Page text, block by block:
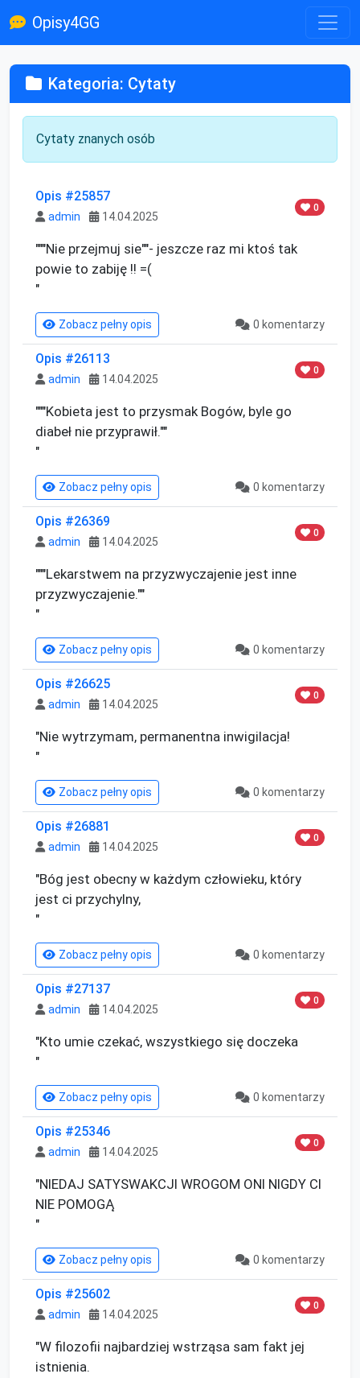
Opisy4GG
Kategoria: Cytaty
Cytaty znanych osób
Opis #25857
admin 14.04.2025
0
"""Nie przejmuj sie""- jeszcze raz mi ktoś tak
powie to zabiję !! =(
"
Zobacz pełny opis 0 komentarzy
Opis #26113
admin 14.04.2025
0
"""Kobieta jest to przysmak Bogów, byle go
diabeł nie przyprawił.""
"
Zobacz pełny opis 0 komentarzy
Opis #26369
admin 14.04.2025
0
"""Lekarstwem na przyzwyczajenie jest inne
przyzwyczajenie.""
"
Zobacz pełny opis 0 komentarzy
Opis #26625
admin 14.04.2025
0
"Nie wytrzymam, permanentna inwigilacja!
"
Zobacz pełny opis 0 komentarzy
Opis #26881
admin 14.04.2025
0
"Bóg jest obecny w każdym człowieku, który
jest ci przychylny,
"
Zobacz pełny opis 0 komentarzy
Opis #27137
admin 14.04.2025
0
"Kto umie czekać, wszystkiego się doczeka
"
Zobacz pełny opis 0 komentarzy
Opis #25346
admin 14.04.2025
0
"NIEDAJ SATYSWAKCJI WROGOM ONI NIGDY CI
NIE POMOGĄ
"
Zobacz pełny opis 0 komentarzy
Opis #25602
admin 14.04.2025
0
"W filozofii najbardziej wstrząsa sam fakt jej
istnienia.